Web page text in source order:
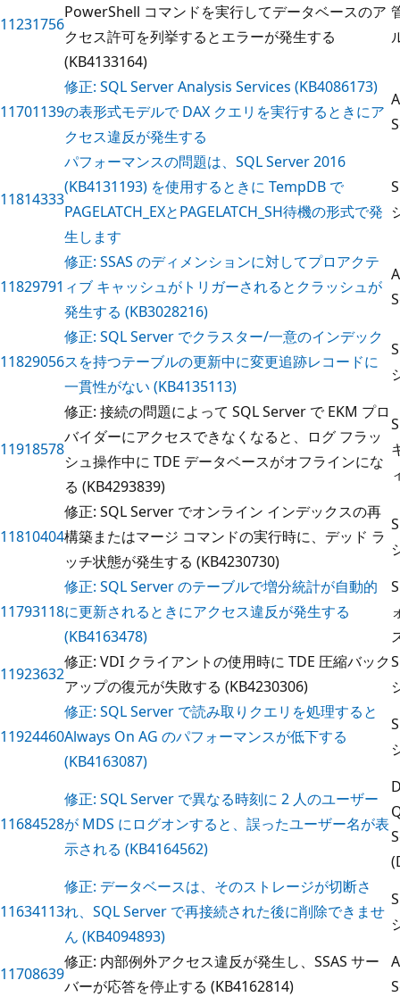
11231756
PowerShell コマンドを実行してデータベースのア
クセス許可を列挙するとエラーが発生する
(KB4133164)
11701139
修正: SQL Server Analysis Services (KB4086173)
の表形式モデルで DAX クエリを実行するときにア
クセス違反が発生する
11814333
パフォーマンスの問題は、SQL Server 2016
(KB4131193) を使用するときに TempDB で
PAGELATCH_EXとPAGELATCH_SH待機の形式で発
生します
11829791
修正: SSAS のディメンションに対してプロアクテ
ィブ キャッシュがトリガーされるとクラッシュが
発生する (KB3028216)
11829056
修正: SQL Server でクラスター/一意のインデック
スを持つテーブルの更新中に変更追跡レコードに
一貫性がない (KB4135113)
11918578
修正: 接続の問題によって SQL Server で EKM プロ
バイダーにアクセスできなくなると、ログ フラッ
シュ操作中に TDE データベースがオフラインにな
る (KB4293839)
11810404
修正: SQL Server でオンライン インデックスの再
構築またはマージ コマンドの実行時に、デッド ラ
ッチ状態が発生する (KB4230730)
11793118
修正: SQL Server のテーブルで増分統計が自動的
に更新されるときにアクセス違反が発生する
(KB4163478)
11923632
修正: VDI クライアントの使用時に TDE 圧縮バック
アップの復元が失敗する (KB4230306)
11924460
修正: SQL Server で読み取りクエリを処理すると
Always On AG のパフォーマンスが低下する
(KB4163087)
11684528
修正: SQL Server で異なる時刻に 2 人のユーザー
が MDS にログオンすると、誤ったユーザー名が表
示される (KB4164562)
11634113
修正: データベースは、そのストレージが切断さ
れ、SQL Server で再接続された後に削除できませ
ん (KB4094893)
11708639
修正: 内部例外アクセス違反が発生し、SSAS サー
バーが応答を停止する (KB4162814)